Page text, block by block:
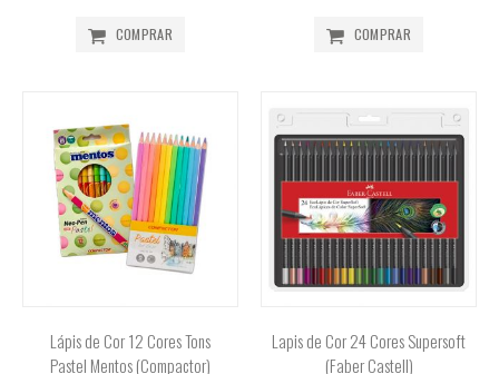
COMPRAR COMPRAR
Lápis de Cor 12 Cores Tons
Pastel Mentos (Compactor)
Lapis de Cor 24 Cores Supersoft
(Faber Castell)